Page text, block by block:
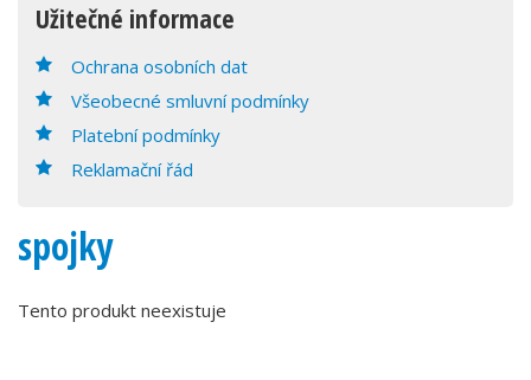
Užitečné informace
Ochrana osobních dat
Všeobecné smluvní podmínky
Platební podmínky
Reklamační řád
spojky
Tento produkt neexistuje